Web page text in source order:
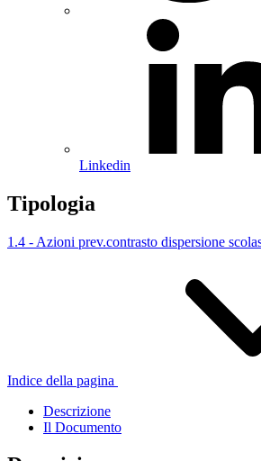
Linkedin
Tipologia
1.4 - Azioni prev.contrasto dispersione
Indice della pagina
Descrizione
Il Documento